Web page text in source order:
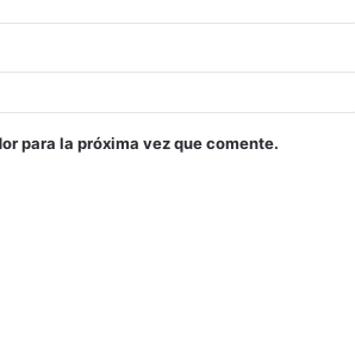
para la próxima vez que comente.